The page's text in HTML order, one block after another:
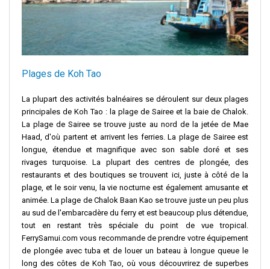
Plages de Koh Tao
La plupart des activités balnéaires se déroulent sur deux plages
principales de Koh Tao : la plage de Sairee et la baie de Chalok.
La plage de Sairee se trouve juste au nord de la jetée de Mae
Haad, d'où partent et arrivent les ferries. La plage de Sairee est
longue, étendue et magnifique avec son sable doré et ses
rivages turquoise. La plupart des centres de plongée, des
restaurants et des boutiques se trouvent ici, juste à côté de la
plage, et le soir venu, la vie nocturne est également amusante et
animée. La plage de Chalok Baan Kao se trouve juste un peu plus
au sud de l'embarcadère du ferry et est beaucoup plus détendue,
tout en restant très spéciale du point de vue tropical.
FerrySamui.com vous recommande de prendre votre équipement
de plongée avec tuba et de louer un bateau à longue queue le
long des côtes de Koh Tao, où vous découvrirez de superbes